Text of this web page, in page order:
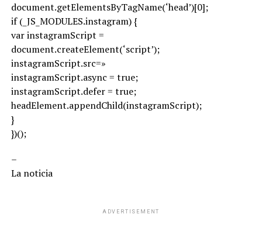
document.getElementsByTagName(‘head’)[0];
if (_JS_MODULES.instagram) {
var instagramScript =
document.createElement(‘script’);
instagramScript.src=»
instagramScript.async = true;
instagramScript.defer = true;
headElement.appendChild(instagramScript);
}
})();
–
La noticia
ADVERTISEMENT